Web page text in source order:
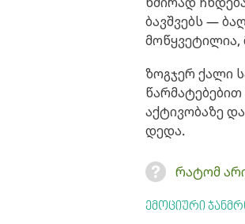
ბავშვებს —
მოწყვეტილია,
ზოგჯერ ქალი
აქტივობაზე
დედა.
რატომ
ემოციური